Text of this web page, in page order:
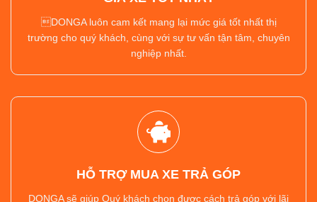
DONGA luôn cam kết mang lại mức giá tốt nhất thị
trường cho quý khách, cùng với sự tư vấn tận tâm, chuyên
nghiệp nhất.
HỖ TRỢ MUA XE TRẢ GÓP
DONGA sẽ giúp Quý khách chọn được cách trả góp với lãi